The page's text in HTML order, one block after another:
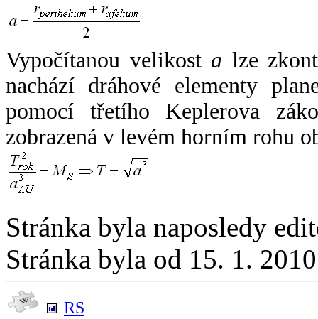
Vypočítanou velikost a lze
nachází dráhové elementy
pomocí třetího Keplerova
zobrazená v levém horním rohu
Stránka byla naposledy
Stránka byla od 15. 1.
RS